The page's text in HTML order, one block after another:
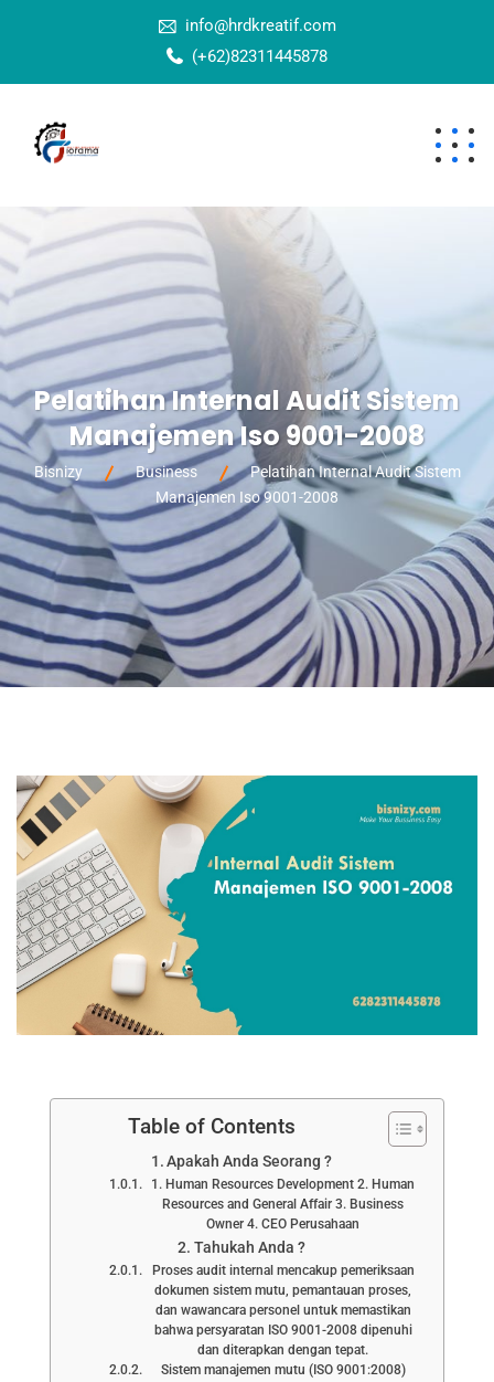
info@hrdkreatif.com
(+62)82311445878
Pelatihan Internal Audit Sistem
Manajemen Iso 9001-2008
Bisnizy Business
Pelatihan Internal Audit Sistem
Manajemen Iso 9001-2008
Table of Contents
Apakah Anda Seorang ?
1. Human Resources Development 2. Human
Resources and General Affair 3. Business
Owner 4. CEO Perusahaan
Tahukah Anda ?
Proses audit internal mencakup pemeriksaan
dokumen sistem mutu, pemantauan proses,
dan wawancara personel untuk memastikan
bahwa persyaratan ISO 9001-2008 dipenuhi
dan diterapkan dengan tepat.
Sistem manajemen mutu (ISO 9001:2008)